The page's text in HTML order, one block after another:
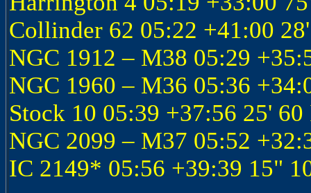
Collinder 62 05:22 +41:00
NGC 1912 – M38 05:29
NGC 1960 – M36 05:36
Stock 10 05:39 +37:56 25'
NGC 2099 – M37 05:52
IC 2149* 05:56 +39:39 15"